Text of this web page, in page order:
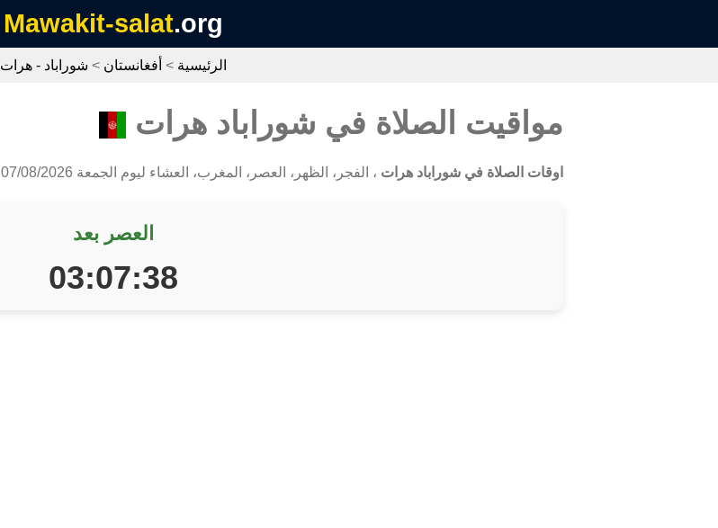
Mawakit-salat.org
الرئيسية > أفغانستان > شوراباد - هرات
مواقيت الصلاة في شوراباد هرات
اوقات الصلاة في شوراباد هرات ، الفجر، الظهر، العصر، المغرب، العشاء ليوم الجمعة 07/08/2026
العصر بعد
03:07:38